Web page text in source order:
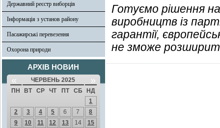
Державний реєстр виборців
Інформація з установ району
Пасажирські перевезення
Охорона природи
АРХІВ НОВИН
« ЧЕРВЕНЬ 2025 »
ПН ВТ СР ЧТ ПТ СБ
НД
1
2
3 4 5 6 7
8
9
10 11 12 13 14
15
Готуємо рішення
виробництв із
гарантії,
не зможе